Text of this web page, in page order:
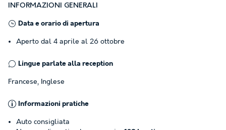
INFORMAZIONI GENERALI
Data e orario di apertura
Aperto dal 4 aprile al 26 ottobre
Lingue parlate alla reception
Francese, Inglese
Informazioni pratiche
Auto consigliata